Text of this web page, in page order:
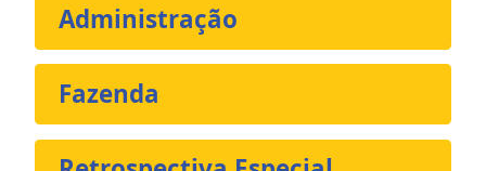
Administração
Fazenda